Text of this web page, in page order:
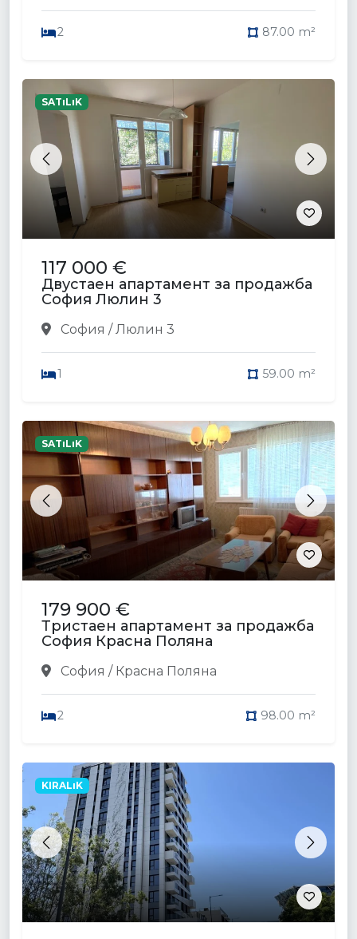
2 87.00 m²
Previous Next
SATıLıK
117 000 €
Двустаен апартамент за продажба
София Люлин 3
София / Люлин 3
1 59.00 m²
Previous Next
SATıLıK
179 900 €
Тристаен апартамент за продажба
София Красна Поляна
София / Красна Поляна
2 98.00 m²
Previous Next
KIRALıK